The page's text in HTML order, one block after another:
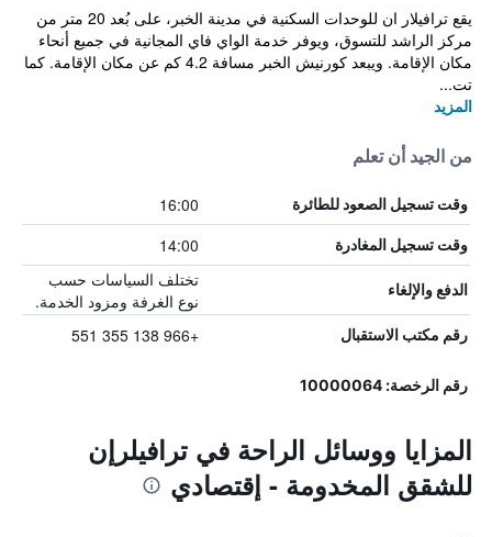
يقع ترافيلار ان للوحدات السكنية في مدينة الخبر، على بُعد 20 متر من
مركز الراشد للتسوق، ويوفر خدمة الواي فاي المجانية في جميع أنحاء
مكان الإقامة. ويبعد كورنيش الخبر مسافة 4.2 كم عن مكان الإقامة. كما
تت...
المزيد
من الجيد أن تعلم
وقت تسجيل الصعود للطائرة 16:00
وقت تسجيل المغادرة 14:00
الدفع والإلغاء
تختلف السياسات حسب
نوع الغرفة ومزود الخدمة.
رقم مكتب الاستقبال +966 138 355 551
رقم الرخصة: 10000064
المزايا ووسائل الراحة في ترافيلرإن
للشقق المخدومة - إقتصادي